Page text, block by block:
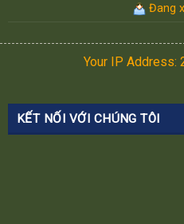
Đang
Your IP Address:
KẾT NỐI VỚI CHÚNG TÔI